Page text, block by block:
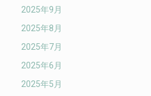
2025年9月
2025年8月
2025年7月
2025年6月
2025年5月